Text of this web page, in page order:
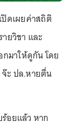
ปิดเผยค่าสถิติ
ยวิชา และ
มาให้ดูกัน โดย
จ๊ะ ปล.หายตื่น
อยแล้ว หาก